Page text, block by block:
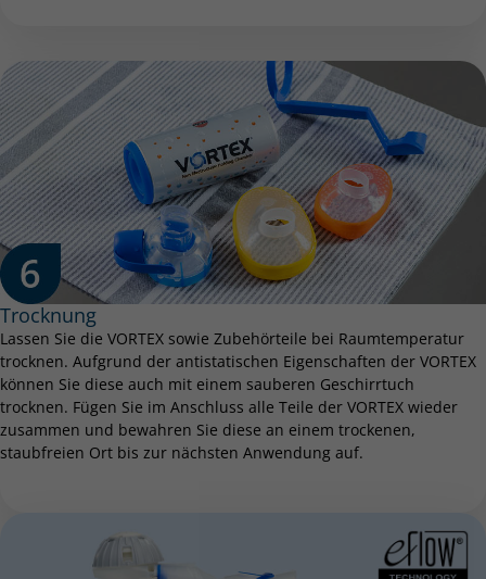
Trocknung
Lassen Sie die VORTEX sowie Zubehörteile bei Raumtemperatur
trocknen. Aufgrund der antistatischen Eigenschaften der VORTEX
können Sie diese auch mit einem sauberen Geschirrtuch
trocknen. Fügen Sie im Anschluss alle Teile der VORTEX wieder
zusammen und bewahren Sie diese an einem trockenen,
staubfreien Ort bis zur nächsten Anwendung auf.